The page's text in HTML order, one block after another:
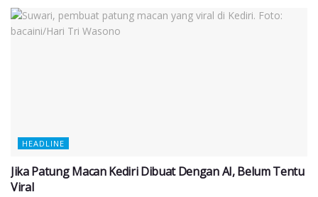
HEADLINE
Jika Patung Macan Kediri Dibuat Dengan AI, Belum Tentu
Viral